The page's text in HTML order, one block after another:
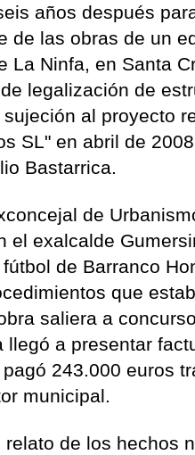
años después
de las obras de un
Ninfa, en Santa
legalización de
al proyecto
SL" en abril de
Bastarrica.
de
el exalcalde
de Barranco
que
saliera a
a presentar
243.000 euros
municipal.
de los hechos